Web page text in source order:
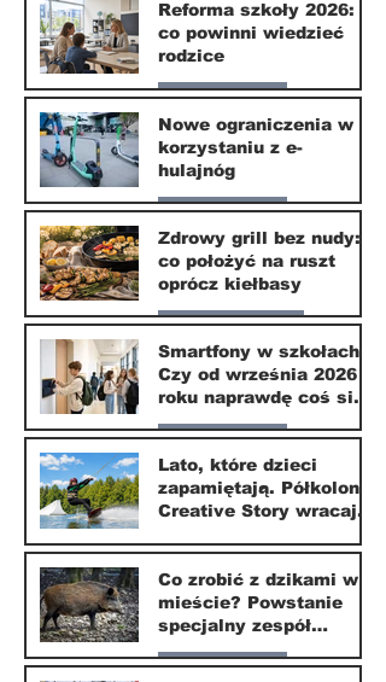
Reforma szkoły 2026:
co powinni wiedzieć
rodzice
Nasze miasto
10 lip
Nowe ograniczenia w
korzystaniu z e-
hulajnóg
Nasze miasto
3 lip
Zdrowy grill bez nudy:
co położyć na ruszt
oprócz kiełbasy
Zdrowie i uroda
1 lip
Smartfony w szkołach.
Czy od września 2026
roku naprawdę coś się
zmieni?
Nasze miasto
1 lip
Lato, które dzieci
zapamiętają. Półkolonie
Creative Story wracają
20 kwi
Co zrobić z dzikami w
mieście? Powstanie
specjalny zespół
ekspertów
Nasze miasto